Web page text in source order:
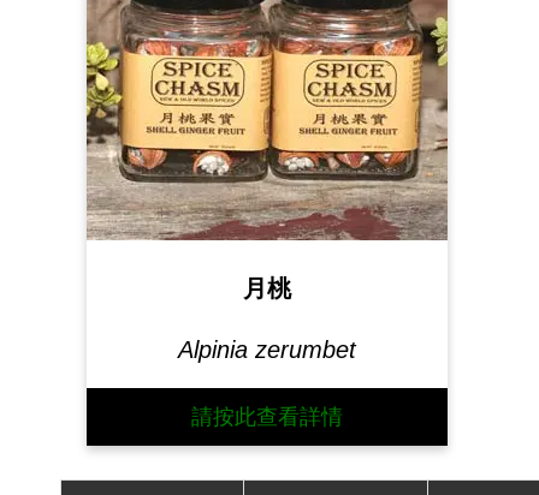
月桃
Alpinia zerumbet
請按此查看詳情